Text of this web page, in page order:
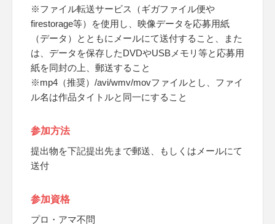
※ファイル転送サービス（ギガファイル便や
firestorage等）を使用し、映像データを応募用紙
（データ）とともにメールにて送付すること、また
は、データを保存したDVDやUSBメモリ等と応募用
紙を同封の上、郵送すること
※mp4（推奨）/avi/wmv/movファイルとし、ファイ
ル名は作品タイトルと同一にすること
参加方法
提出物を下記提出先まで郵送、もしくはメールにて
送付
参加資格
プロ・アマ不問